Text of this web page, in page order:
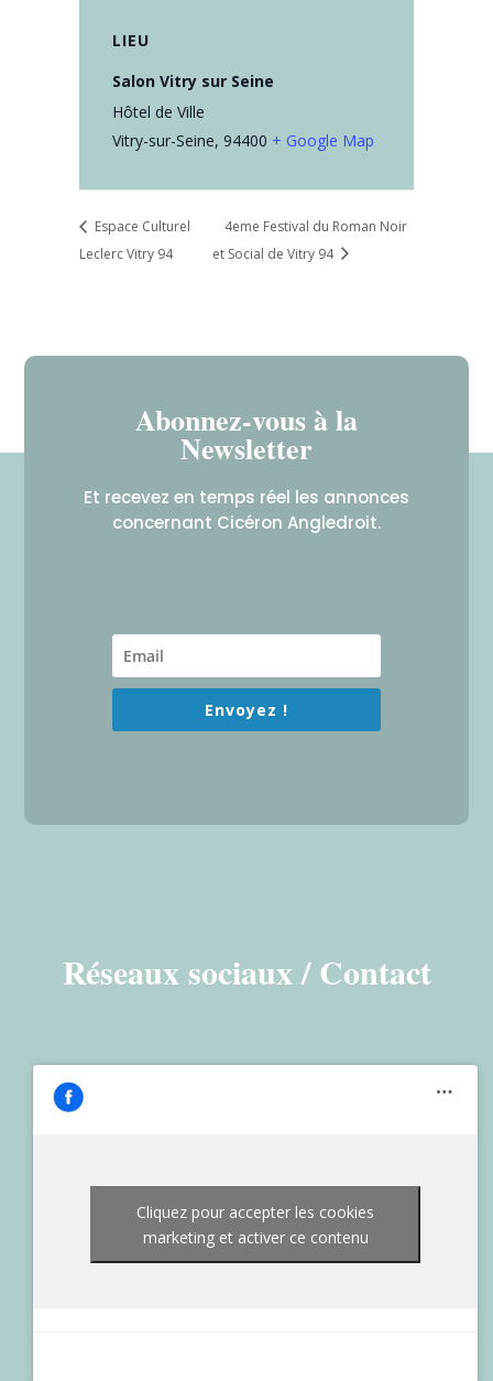
LIEU
Salon Vitry sur Seine
Hôtel de Ville
Vitry-sur-Seine, 94400 + Google Map
Espace Culturel
Leclerc Vitry 94
4eme Festival du Roman Noir
et Social de Vitry 94
Abonnez-vous à la
Newsletter
Et recevez en temps réel les annonces
concernant Cicéron Angledroit.
Envoyez !
Réseaux sociaux / Contact
Cliquez pour accepter les cookies
marketing et activer ce contenu